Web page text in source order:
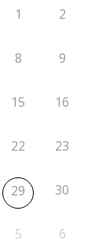
1 2
8 9
15 16
22 23
29 30
5 6